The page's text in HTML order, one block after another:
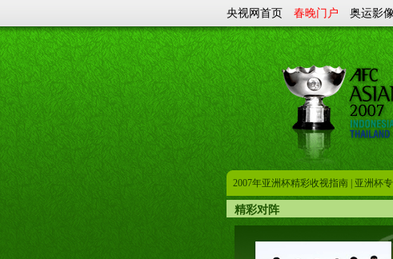
央视网首页 春晚门户 奥运影
2007年亚洲杯精彩收视指南 亚洲杯
精彩对阵